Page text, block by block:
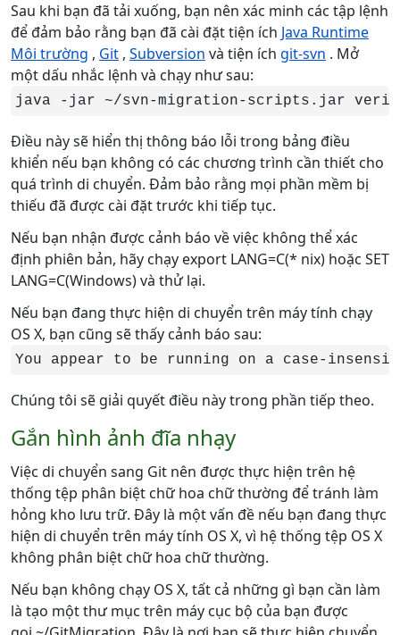
Sau khi bạn đã tải xuống, bạn nên xác minh các tập lệnh
để đảm bảo rằng bạn đã cài đặt tiện ích Java Runtime
Môi trường , Git , Subversion và tiện ích git-svn . Mở
một dấu nhắc lệnh và chạy như sau:
java -jar ~/svn-migration-scripts.jar
Điều này sẽ hiển thị thông báo lỗi trong bảng điều
khiển nếu bạn không có các chương trình cần thiết cho
quá trình di chuyển. Đảm bảo rằng mọi phần mềm bị
thiếu đã được cài đặt trước khi tiếp tục.
Nếu bạn nhận được cảnh báo về việc không thể xác
định phiên bản, hãy chạy export LANG=C(* nix) hoặc SET
LANG=C(Windows) và thử lại.
Nếu bạn đang thực hiện di chuyển trên máy tính chạy
OS X, bạn cũng sẽ thấy cảnh báo sau:
You appear to be running on a case-
Chúng tôi sẽ giải quyết điều này trong phần tiếp theo.
Gắn hình ảnh đĩa nhạy
Việc di chuyển sang Git nên được thực hiện trên hệ
thống tệp phân biệt chữ hoa chữ thường để tránh làm
hỏng kho lưu trữ. Đây là một vấn đề nếu bạn đang thực
hiện di chuyển trên máy tính OS X, vì hệ thống tệp OS X
không phân biệt chữ hoa chữ thường.
Nếu bạn không chạy OS X, tất cả những gì bạn cần làm
là tạo một thư mục trên máy cục bộ của bạn được